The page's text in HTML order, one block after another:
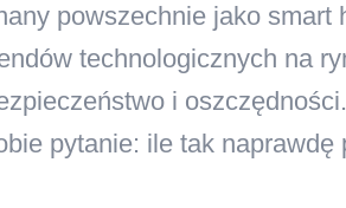
powszechnie jako
technologicznych na
i
pytanie: ile tak